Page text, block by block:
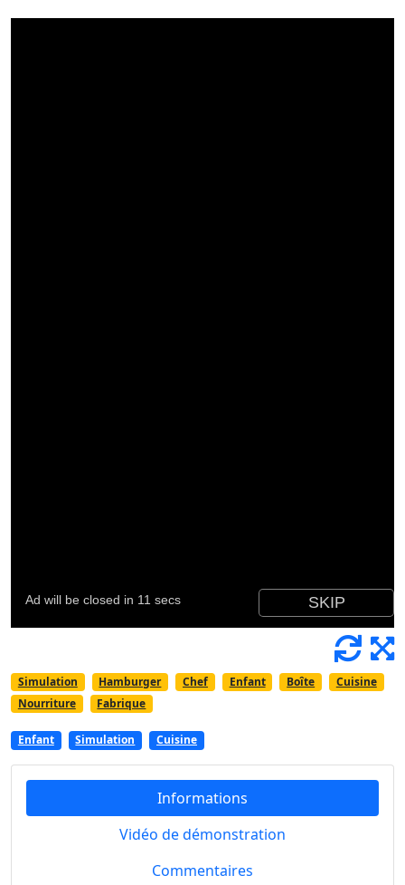
Simulation Hamburger Chef Enfant Boîte
Cuisine
Nourriture
Fabrique
Enfant Simulation Cuisine
Informations
Vidéo de démonstration
Commentaires